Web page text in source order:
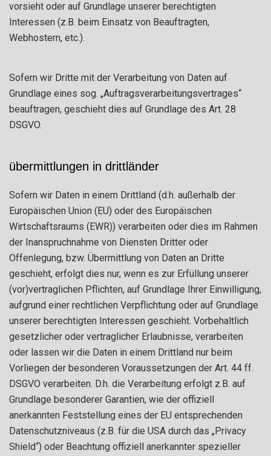
vorsieht oder auf Grundlage unserer berechtigten
Interessen (z.B. beim Einsatz von Beauftragten,
Webhostern, etc.).
Sofern wir Dritte mit der Verarbeitung von Daten auf
Grundlage eines sog. „Auftragsverarbeitungsvertrages“
beauftragen, geschieht dies auf Grundlage des Art. 28
DSGVO.
übermittlungen in drittländer
Sofern wir Daten in einem Drittland (d.h. außerhalb der
Europäischen Union (EU) oder des Europäischen
Wirtschaftsraums (EWR)) verarbeiten oder dies im Rahmen
der Inanspruchnahme von Diensten Dritter oder
Offenlegung, bzw. Übermittlung von Daten an Dritte
geschieht, erfolgt dies nur, wenn es zur Erfüllung unserer
(vor)vertraglichen Pflichten, auf Grundlage Ihrer Einwilligung,
aufgrund einer rechtlichen Verpflichtung oder auf Grundlage
unserer berechtigten Interessen geschieht. Vorbehaltlich
gesetzlicher oder vertraglicher Erlaubnisse, verarbeiten
oder lassen wir die Daten in einem Drittland nur beim
Vorliegen der besonderen Voraussetzungen der Art. 44 ff.
DSGVO verarbeiten. D.h. die Verarbeitung erfolgt z.B. auf
Grundlage besonderer Garantien, wie der offiziell
anerkannten Feststellung eines der EU entsprechenden
Datenschutzniveaus (z.B. für die USA durch das „Privacy
Shield“) oder Beachtung offiziell anerkannter spezieller